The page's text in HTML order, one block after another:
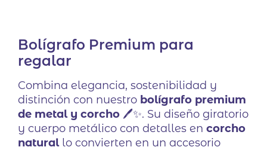
Bolígrafo Premium para
regalar
Combina elegancia, sostenibilidad y
distinción con nuestro bolígrafo premium
de metal y corcho 🖊️✨. Su diseño giratorio
y cuerpo metálico con detalles en corcho
naturallo convierten en un accesorio